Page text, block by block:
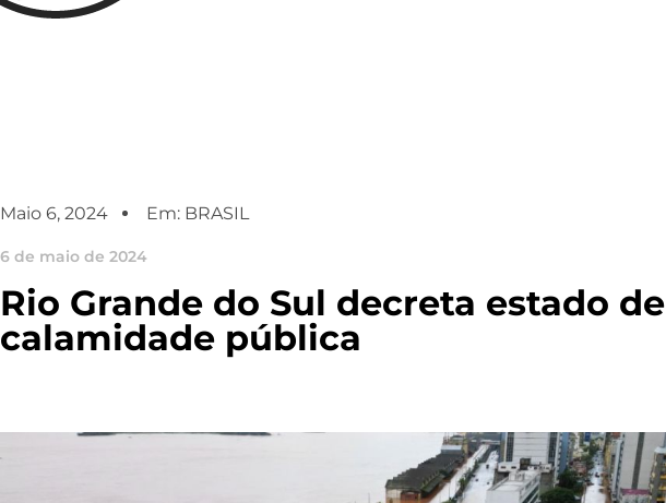
Maio 6, 2024 Em: BRASIL
6 de maio de 2024
Rio Grande do Sul decreta estado de
calamidade pública